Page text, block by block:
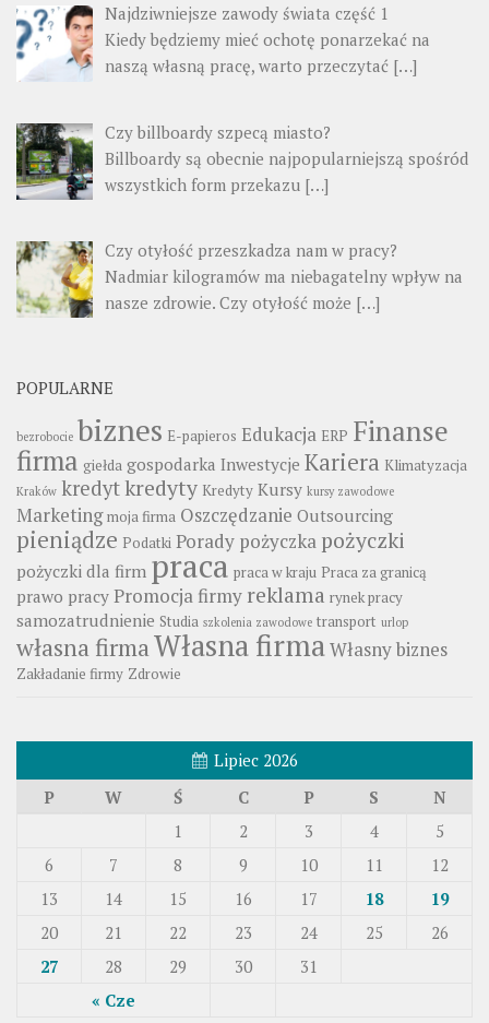
Najdziwniejsze zawody świata część 1
Kiedy będziemy mieć ochotę ponarzekać na
naszą własną pracę, warto przeczytać […]
Czy billboardy szpecą miasto?
Billboardy są obecnie najpopularniejszą spośród
wszystkich form przekazu […]
Czy otyłość przeszkadza nam w pracy?
Nadmiar kilogramów ma niebagatelny wpływ na
nasze zdrowie. Czy otyłość może […]
POPULARNE
bezrobocie biznes E-papieros Edukacja ERP Finanse
firma giełda gospodarka Inwestycje Kariera Klimatyzacja
Kraków kredytkredyty Kredyty Kursy kursy zawodowe
Marketing moja firma Oszczędzanie Outsourcing
pieniądze Podatki Porady pożyczka pożyczki
pożyczki dla firm praca praca w kraju Praca za granicą
prawo pracy Promocja firmy reklama rynek pracy
samozatrudnienie Studia szkolenia zawodowe transport urlop
własna firma Własna firmaWłasny biznes
Zakładanie firmy Zdrowie
Lipiec 2026
P
W Ś C P S N
« Cze
1 2 3 4
5
6
7 8 9 10 11
12
13
14 15 16 17 18
19
20
21 22 23 24 25
26
27
28 29 30 31